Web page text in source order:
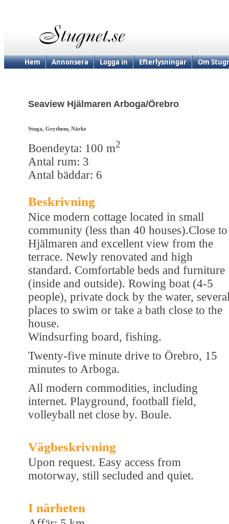
Hem Annonsera Logga in Efterlysningar Om
Seaview Hjälmaren Arboga/Örebro
Stuga, Grythem, Närke
Boendeyta: 100 m2
Antal rum: 3
Antal bäddar: 6
Beskrivning
Nice modern cottage located in small
community (less than 40 houses).Close to
Hjälmaren and excellent view from the
terrace. Newly renovated and high
standard. Comfortable beds and furniture
(inside and outside). Rowing boat (4-5
people), private dock by the water,
places to swim or take a bath close to the
house.
Windsurfing board, fishing.
Twenty-five minute drive to Örebro, 15
minutes to Arboga.
All modern commodities, including
internet. Playground, football field,
volleyball net close by. Boule.
Vägbeskrivning
Upon request. Easy access from
motorway, still secluded and quiet.
I närheten